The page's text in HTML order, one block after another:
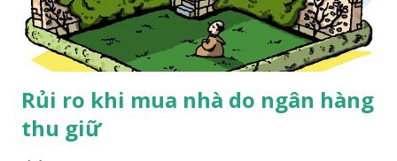
Rủi ro khi mua nhà do ngân hàng
thu giữ